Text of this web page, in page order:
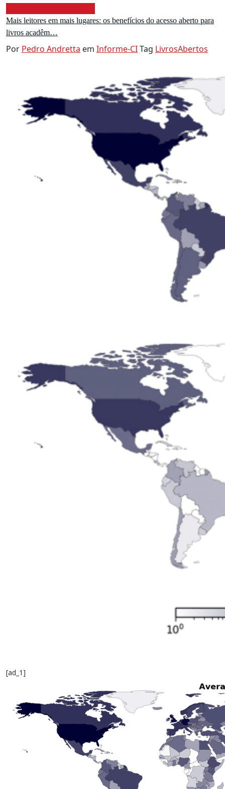
Mais leitores em mais lugares: os benefícios do acesso aberto para
livros acadêm…
Por Pedro Andretta em Informe-CITag LivrosAbertos
[ad_1]